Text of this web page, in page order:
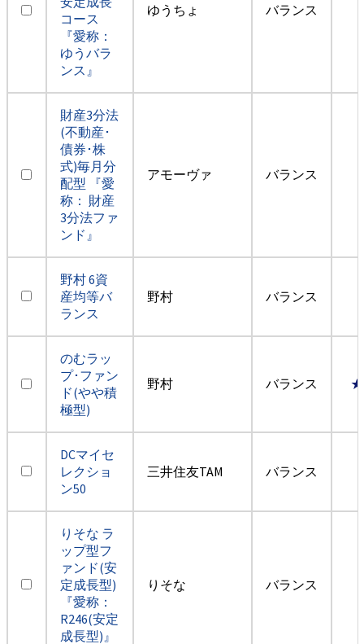
コース
『愛称：
ゆうバラ
ンス』
ゆうちょ バランス
財産3分法
(不動産･
債券･株
式)毎月分
配型 『愛
称： 財産
3分法ファ
ンド』
アモーヴァ バランス
野村 6資
産均等バ
ランス
野村 バランス
のむラッ
プ･ファン
ド(やや積
極型)
野村 バランス
DCマイセ
レクショ
ン50
三井住友TAM バランス
りそな ラ
ップ型フ
ァンド(安
定成長型)
『愛称：
R246(安定
成長型)』
りそな バランス